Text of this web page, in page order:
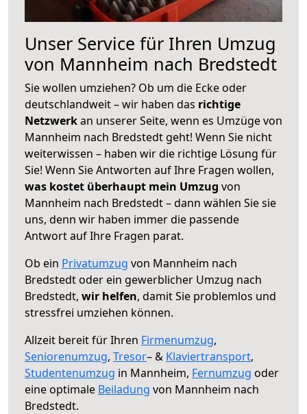
Unser Service für Ihren Umzug
von Mannheim nach Bredstedt
Sie wollen umziehen? Ob um die Ecke oder
deutschlandweit – wir haben das richtige
Netzwerkan unserer Seite, wenn es Umzüge von
Mannheim nach Bredstedt geht! Wenn Sie nicht
weiterwissen – haben wir die richtige Lösung für
Sie! Wenn Sie Antworten auf Ihre Fragen wollen,
was kostet überhaupt mein Umzug von
Mannheim nach Bredstedt – dann wählen Sie sie
uns, denn wir haben immer die passende
Antwort auf Ihre Fragen parat.
Ob ein Privatumzug von Mannheim nach
Bredstedt oder ein gewerblicher Umzug nach
Bredstedt, wir helfen, damit Sie problemlos und
stressfrei umziehen können.
Allzeit bereit für Ihren Firmenumzug,
Seniorenumzug, Tresor– & Klaviertransport,
Studentenumzug in Mannheim, Fernumzug oder
eine optimale Beiladung von Mannheim nach
Bredstedt.